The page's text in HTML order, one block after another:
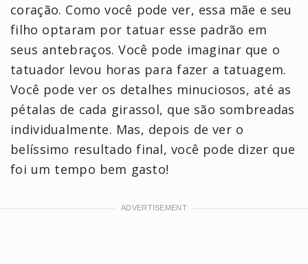
coração. Como você pode ver, essa mãe e seu
filho optaram por tatuar esse padrão em
seus antebraços. Você pode imaginar que o
tatuador levou horas para fazer a tatuagem.
Você pode ver os detalhes minuciosos, até as
pétalas de cada girassol, que são sombreadas
individualmente. Mas, depois de ver o
belíssimo resultado final, você pode dizer que
foi um tempo bem gasto!